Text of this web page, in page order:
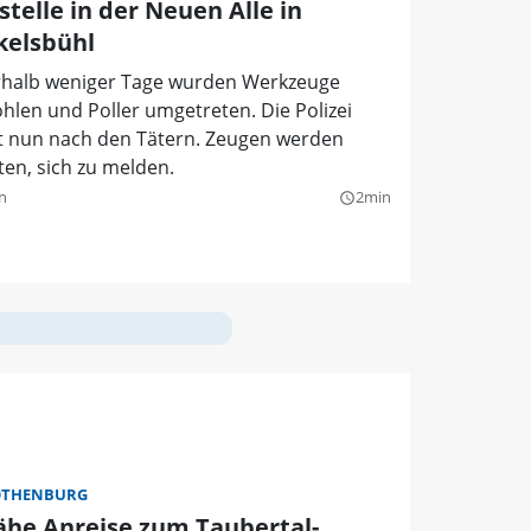
in der Neuen Alle in
weniger Tage wurden Werkzeuge
und Poller umgetreten. Die Polizei
nun nach den Tätern. Zeugen werden
sich zu melden.
query_builder2min